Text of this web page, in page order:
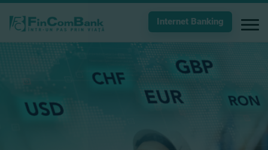
Internet Banking